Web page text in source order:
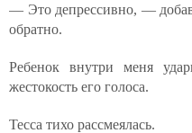
— Это депрессивно, —
обратно.
Ребенок внутри меня
жестокость его голоса.
Тесса тихо рассмеялась.